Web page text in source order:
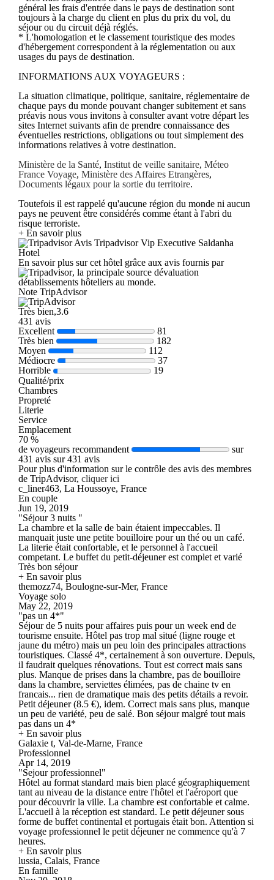
général les frais d'entrée dans le pays de destination sont
toujours à la charge du client en plus du prix du vol, du
séjour ou du circuit déjà réglés.
* L'homologation et le classement touristique des modes
d'hébergement correspondent à la réglementation ou aux
usages du pays de destination.
INFORMATIONS AUX VOYAGEURS :
La situation climatique, politique, sanitaire, réglementaire de
chaque pays du monde pouvant changer subitement et sans
préavis nous vous invitons à consulter avant votre départ les
sites Internet suivants afin de prendre connaissance des
éventuelles restrictions, obligations ou tout simplement des
informations relatives à votre destination.
Ministère de la Santé, Institut de veille sanitaire, Méteo
France Voyage, Ministère des Affaires Etrangères,
Documents légaux pour la sortie du territoire.
Toutefois il est rappelé qu'aucune région du monde ni aucun
pays ne peuvent être considérés comme étant à l'abri du
risque terroriste.
+ En savoir plus
Avis Tripadvisor Vip Executive Saldanha
Hotel
En savoir plus sur cet hôtel grâce aux avis fournis par
, la principale source dévaluation
détablissements hôteliers au monde.
Note TripAdvisor
Très bien,3.6
431 avis
Excellent
81
Très bien
182
Moyen
112
Médiocre
37
Horrible
19
Qualité/prix
Chambres
Propreté
Literie
Service
Emplacement
70 %
de voyageurs recommandent
sur
431 avis sur 431 avis
Pour plus d'information sur le contrôle des avis des membres
de TripAdvisor, cliquer ici
c_liner463, La Houssoye, France
En couple
Jun 19, 2019
"Séjour 3 nuits "
La chambre et la salle de bain étaient impeccables. Il
manquait juste une petite bouilloire pour un thé ou un café.
La literie était confortable, et le personnel à l'accueil
competant. Le buffet du petit-déjeuner est complet et varié
Très bon séjour
+ En savoir plus
themozz74, Boulogne-sur-Mer, France
Voyage solo
May 22, 2019
"pas un 4*"
Séjour de 5 nuits pour affaires puis pour un week end de
tourisme ensuite. Hôtel pas trop mal situé (ligne rouge et
jaune du métro) mais un peu loin des principales attractions
touristiques. Classé 4*, certainement à son ouverture. Depuis,
il faudrait quelques rénovations. Tout est correct mais sans
plus. Manque de prises dans la chambre, pas de bouilloire
dans la chambre, serviettes élimées, pas de chaine tv en
francais... rien de dramatique mais des petits détails a revoir.
Petit déjeuner (8.5 €), idem. Correct mais sans plus, manque
un peu de variété, peu de salé. Bon séjour malgré tout mais
pas dans un 4*
+ En savoir plus
Galaxie t, Val-de-Marne, France
Professionnel
Apr 14, 2019
"Sejour professionnel"
Hôtel au format standard mais bien placé géographiquement
tant au niveau de la distance entre l'hôtel et l'aéroport que
pour découvrir la ville. La chambre est confortable et calme.
L'accueil à la réception est standard. Le petit déjeuner sous
forme de buffet continental et portugais était bon. Attention si
voyage professionnel le petit déjeuner ne commence qu'à 7
heures.
+ En savoir plus
lussia, Calais, France
En famille